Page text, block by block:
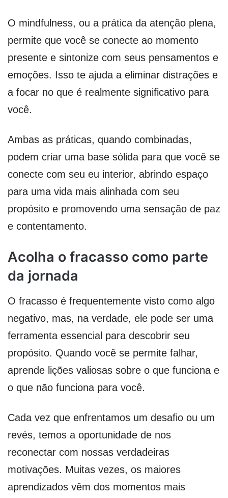
O mindfulness, ou a prática da atenção plena,
permite que você se conecte ao momento
presente e sintonize com seus pensamentos e
emoções. Isso te ajuda a eliminar distrações e
a focar no que é realmente significativo para
você.
Ambas as práticas, quando combinadas,
podem criar uma base sólida para que você se
conecte com seu eu interior, abrindo espaço
para uma vida mais alinhada com seu
propósito e promovendo uma sensação de paz
e contentamento.
Acolha o fracasso como parte
da jornada
O fracasso é frequentemente visto como algo
negativo, mas, na verdade, ele pode ser uma
ferramenta essencial para descobrir seu
propósito. Quando você se permite falhar,
aprende lições valiosas sobre o que funciona e
o que não funciona para você.
Cada vez que enfrentamos um desafio ou um
revés, temos a oportunidade de nos
reconectar com nossas verdadeiras
motivações. Muitas vezes, os maiores
aprendizados vêm dos momentos mais